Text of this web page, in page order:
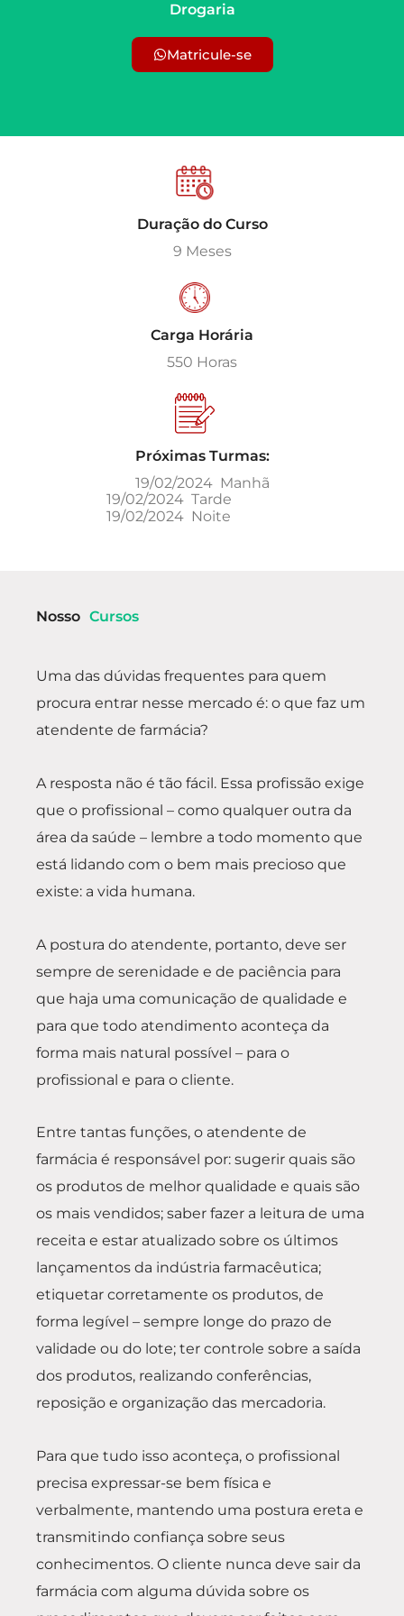
Drogaria
Matricule-se
Duração do Curso
9 Meses
Carga Horária
550 Horas
Próximas Turmas:
19/02/2024 Manhã
19/02/2024 Tarde
19/02/2024 Noite
Nosso Cursos
Uma das dúvidas frequentes para quem
procura entrar nesse mercado é: o que faz um
atendente de farmácia?
A resposta não é tão fácil. Essa profissão exige
que o profissional – como qualquer outra da
área da saúde – lembre a todo momento que
está lidando com o bem mais precioso que
existe: a vida humana.
A postura do atendente, portanto, deve ser
sempre de serenidade e de paciência para
que haja uma comunicação de qualidade e
para que todo atendimento aconteça da
forma mais natural possível – para o
profissional e para o cliente.
Entre tantas funções, o atendente de
farmácia é responsável por: sugerir quais são
os produtos de melhor qualidade e quais são
os mais vendidos; saber fazer a leitura de uma
receita e estar atualizado sobre os últimos
lançamentos da indústria farmacêutica;
etiquetar corretamente os produtos, de
forma legível – sempre longe do prazo de
validade ou do lote; ter controle sobre a saída
dos produtos, realizando conferências,
reposição e organização das mercadoria.
Para que tudo isso aconteça, o profissional
precisa expressar-se bem física e
verbalmente, mantendo uma postura ereta e
transmitindo confiança sobre seus
conhecimentos. O cliente nunca deve sair da
farmácia com alguma dúvida sobre os